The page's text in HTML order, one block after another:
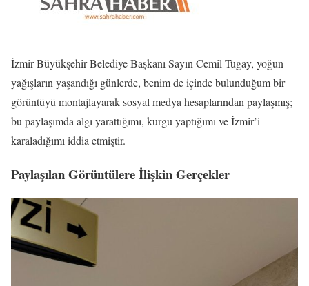
İzmir Büyükşehir Belediye Başkanı Sayın Cemil Tugay, yoğun
yağışların yaşandığı günlerde, benim de içinde bulunduğum bir
görüntüyü montajlayarak sosyal medya hesaplarından paylaşmış;
bu paylaşımda algı yarattığımı, kurgu yaptığımı ve İzmir’i
karaladığımı iddia etmiştir.
Paylaşılan Görüntülere İlişkin Gerçekler